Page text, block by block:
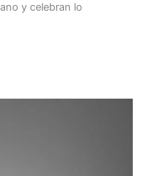
y celebran lo